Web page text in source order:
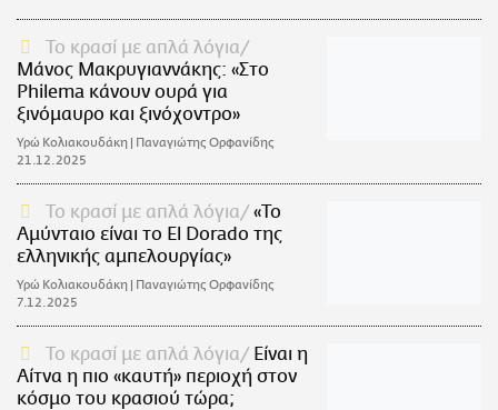
Το κρασί με απλά λόγια
Μάνος Μακρυγιαννάκης: «Στο
Philema κάνουν ουρά για
ξινόμαυρο και ξινόχοντρο»
Υρώ Κολιακουδάκη | Παναγιώτης Ορφανίδης
21.12.2025
Το κρασί με απλά λόγια
«Το
Αμύνταιο είναι το El Dorado της
ελληνικής αμπελουργίας»
Υρώ Κολιακουδάκη | Παναγιώτης Ορφανίδης
7.12.2025
Το κρασί με απλά λόγια
Είναι η
Αίτνα η πιο «καυτή» περιοχή στον
κόσμο του κρασιού τώρα;